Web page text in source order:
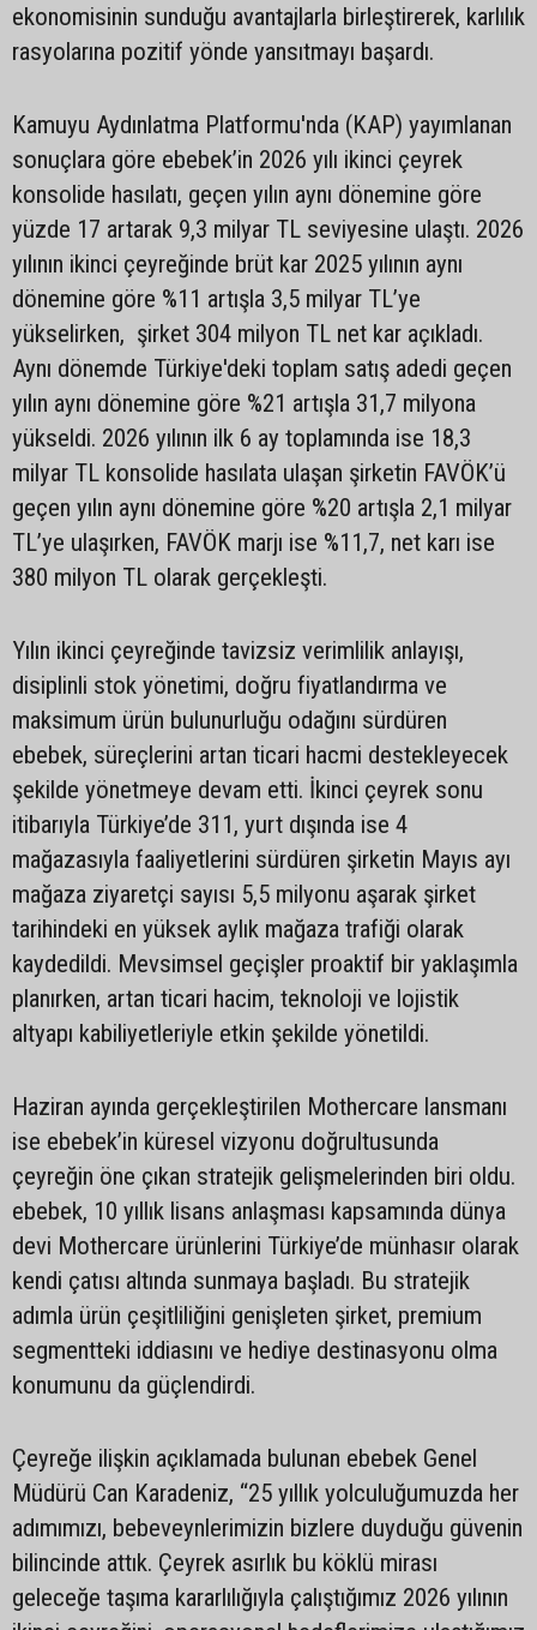
ekonomisinin sunduğu avantajlarla birleştirerek, karlılık
rasyolarına pozitif yönde yansıtmayı başardı.
Kamuyu Aydınlatma Platformu'nda (KAP) yayımlanan
sonuçlara göre ebebek’in 2026 yılı ikinci çeyrek
konsolide hasılatı, geçen yılın aynı dönemine göre
yüzde 17 artarak 9,3 milyar TL seviyesine ulaştı. 2026
yılının ikinci çeyreğinde brüt kar 2025 yılının aynı
dönemine göre %11 artışla 3,5 milyar TL’ye
yükselirken, şirket 304 milyon TL net kar açıkladı.
Aynı dönemde Türkiye'deki toplam satış adedi geçen
yılın aynı dönemine göre %21 artışla 31,7 milyona
yükseldi. 2026 yılının ilk 6 ay toplamında ise 18,3
milyar TL konsolide hasılata ulaşan şirketin FAVÖK’ü
geçen yılın aynı dönemine göre %20 artışla 2,1 milyar
TL’ye ulaşırken, FAVÖK marjı ise %11,7, net karı ise
380 milyon TL olarak gerçekleşti.
Yılın ikinci çeyreğinde tavizsiz verimlilik anlayışı,
disiplinli stok yönetimi, doğru fiyatlandırma ve
maksimum ürün bulunurluğu odağını sürdüren
ebebek, süreçlerini artan ticari hacmi destekleyecek
şekilde yönetmeye devam etti. İkinci çeyrek sonu
itibarıyla Türkiye’de 311, yurt dışında ise 4
mağazasıyla faaliyetlerini sürdüren şirketin Mayıs ayı
mağaza ziyaretçi sayısı 5,5 milyonu aşarak şirket
tarihindeki en yüksek aylık mağaza trafiği olarak
kaydedildi. Mevsimsel geçişler proaktif bir yaklaşımla
planırken, artan ticari hacim, teknoloji ve lojistik
altyapı kabiliyetleriyle etkin şekilde yönetildi.
Haziran ayında gerçekleştirilen Mothercare lansmanı
ise ebebek’in küresel vizyonu doğrultusunda
çeyreğin öne çıkan stratejik gelişmelerinden biri oldu.
ebebek, 10 yıllık lisans anlaşması kapsamında dünya
devi Mothercare ürünlerini Türkiye’de münhasır olarak
kendi çatısı altında sunmaya başladı. Bu stratejik
adımla ürün çeşitliliğini genişleten şirket, premium
segmentteki iddiasını ve hediye destinasyonu olma
konumunu da güçlendirdi.
Çeyreğe ilişkin açıklamada bulunan ebebek Genel
Müdürü Can Karadeniz, “25 yıllık yolculuğumuzda her
adımımızı, bebeveynlerimizin bizlere duyduğu güvenin
bilincinde attık. Çeyrek asırlık bu köklü mirası
geleceğe taşıma kararlılığıyla çalıştığımız 2026 yılının